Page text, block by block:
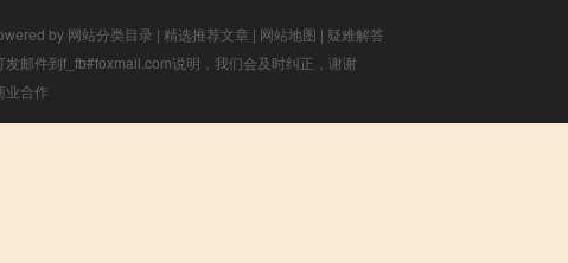
by 网站分类目录 | 精选推荐文章 | 网站地图 | 疑难解答
邮件到f_fb#foxmail.com说明，我们会及时纠正，谢谢
业合作